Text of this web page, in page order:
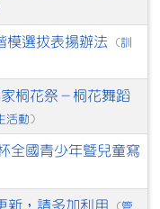
模選拔表揚辦法 (訓
桐花祭－桐花舞蹈
活動 )
全國青少年暨兒童寫
新，請多加利用
管